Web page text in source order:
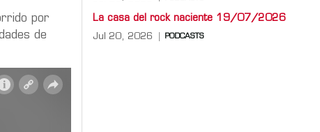
por
de
La casa del rock naciente 19/07/2026
Jul 20, 2026 PODCASTS